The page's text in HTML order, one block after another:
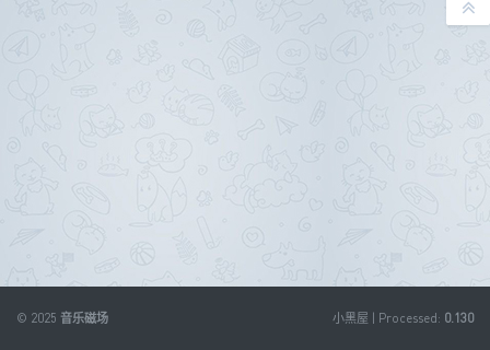
© 2025 音乐磁场 小黑屋 | Processed: 0.130